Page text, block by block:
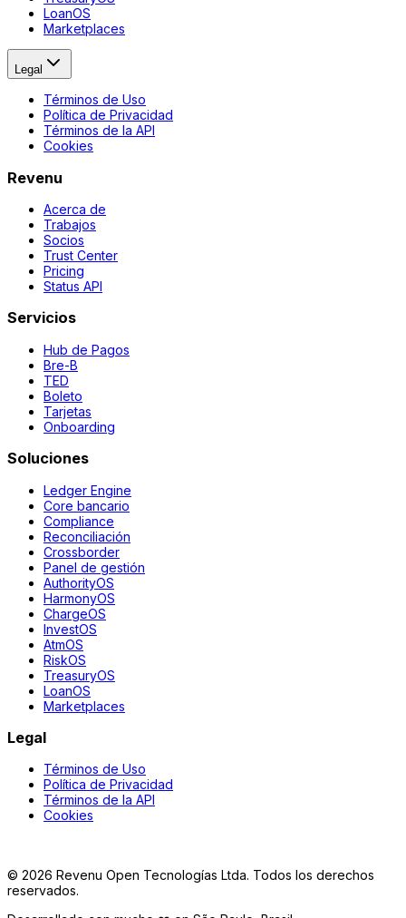
LoanOS
Marketplaces
Legal
Términos de Uso
Política de Privacidad
Términos de la API
Cookies
Revenu
Acerca de
Trabajos
Socios
Trust Center
Pricing
Status API
Servicios
Hub de Pagos
Bre-B
TED
Boleto
Tarjetas
Onboarding
Soluciones
Ledger Engine
Core bancario
Compliance
Reconciliación
Crossborder
Panel de gestión
AuthorityOS
HarmonyOS
ChargeOS
InvestOS
AtmOS
RiskOS
TreasuryOS
LoanOS
Marketplaces
Legal
Términos de Uso
Política de Privacidad
Términos de la API
Cookies
© 2026 Revenu Open Tecnologías Ltda. Todos los derechos
reservados.